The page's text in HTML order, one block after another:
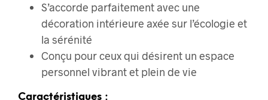
S’accorde parfaitement avec une
décoration intérieure axée sur l’écologie et
la sérénité
Conçu pour ceux qui désirent un espace
personnel vibrant et plein de vie
Caractéristiques :